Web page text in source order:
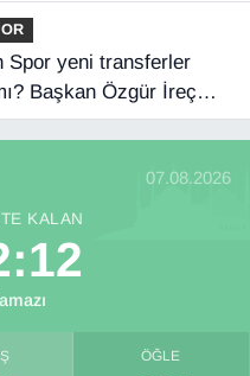
Başkan Özgür İreç
07.08.2026
KALAN
ÖĞLE